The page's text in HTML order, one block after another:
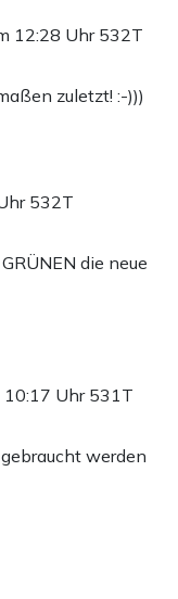
12:28 Uhr 532T
zuletzt! :-)))
532T
die neue
10:17 Uhr 531T
werden